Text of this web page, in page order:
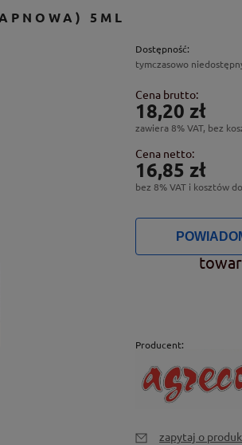
5ML
Dostępność:
tymczasowo
Cena brutto:
18,20 zł
zawiera 8% VAT, bez
Cena netto:
16,85 zł
bez 8% VAT i kosztów
Producent:
zapytaj o